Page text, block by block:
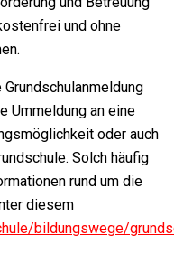
und ohne
Ummeldung an eine
oder auch
Solch häufig
rund um die
diesem
bildungswege/